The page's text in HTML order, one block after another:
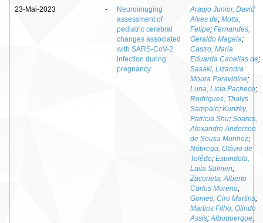
23-Mai-2023 -
Neuroimaging
assessment of
pediatric cerebral
changes associated
with SARS-CoV-2
infection during
pregnancy
Araujo Junior, David
Alves de; Motta,
Felipe; Fernandes,
Geraldo Magela;
Castro, Maria
Eduarda Canellas de;
Sasaki, Lizandra
Moura Paravidine;
Luna, Licia Pacheco;
Rodrigues, Thalys
Sampaio; Kurizky,
Patricia Shu; Soares,
Alexandre Anderson
de Sousa Munhoz;
Nóbrega, Otávio de
Tolêdo; Espindola,
Laila Salmen;
Zaconeta, Alberto
Carlos Moreno;
Gomes, Ciro Martins;
Martins Filho, Olindo
Assis; Albuquerque,